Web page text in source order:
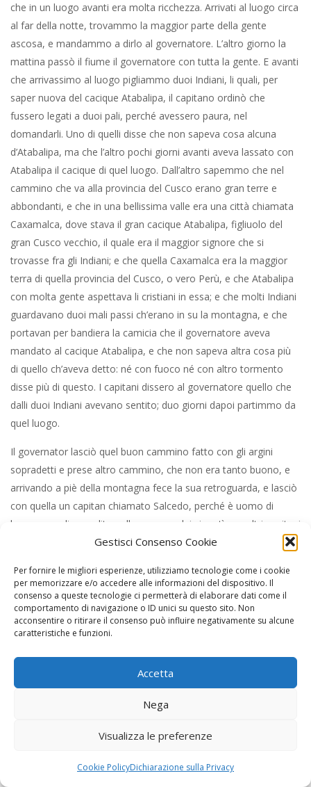
Gestisci Consenso Cookie
Per fornire le migliori esperienze, utilizziamo tecnologie come i cookie
per memorizzare e/o accedere alle informazioni del dispositivo. Il
consenso a queste tecnologie ci permetterà di elaborare dati come il
comportamento di navigazione o ID unici su questo sito. Non
acconsentire o ritirare il consenso può influire negativamente su alcune
caratteristiche e funzioni.
Accetta
Nega
Visualizza le preferenze
Cookie PolicyDichiarazione sulla Privacy
che in un luogo avanti era molta ricchezza. Arrivati al luogo circa
al far della notte, trovammo la maggior parte della gente
ascosa, e mandammo a dirlo al governatore. L’altro giorno la
mattina passò il fiume il governatore con tutta la gente. E avanti
che arrivassimo al luogo pigliammo duoi Indiani, li quali, per
saper nuova del cacique Atabalipa, il capitano ordinò che
fussero legati a duoi pali, perché avessero paura, nel
domandarli. Uno di quelli disse che non sapeva cosa alcuna
d’Atabalipa, ma che l’altro pochi giorni avanti aveva lassato con
Atabalipa il cacique di quel luogo. Dall’altro sapemmo che nel
cammino che va alla provincia del Cusco erano gran terre e
abbondanti, e che in una bellissima valle era una città chiamata
Caxamalca, dove stava il gran cacique Atabalipa, figliuolo del
gran Cusco vecchio, il quale era il maggior signore che si
trovasse fra gli Indiani; e che quella Caxamalca era la maggior
terra di quella provincia del Cusco, o vero Perù, e che Atabalipa
con molta gente aspettava li cristiani in essa; e che molti Indiani
guardavano duoi mali passi ch’erano in su la montagna, e che
portavan per bandiera la camicia che il governatore aveva
mandato al cacique Atabalipa, e che non sapeva altra cosa più
di quello ch’aveva detto: né con fuoco né con altro tormento
disse più di questo. I capitani dissero al governatore quello che
dalli duoi Indiani avevano sentito; duo giorni dapoi partimmo da
quel luogo.
Il governator lasciò quel buon cammino fatto con gli argini
sopradetti e prese altro cammino, che non era tanto buono, e
arrivando a piè della montagna fece la sua retroguarda, e lasciò
con quella un capitan chiamato Salcedo, perché è uomo di
buona guardia e ardito nella guerra, e lui si partì con altri capitani
e gente più espedita, raccomandandosi a Dio. E incominciò a
trovò una forte terra murata, la qual passata, al far della notte
arrivò ad un luogo una lega di là da quella fortezza, dove eran
case fatte di calcina e pietre per alloggiar il signor di quella terra:
e la retroguarda arrivò la sera alla fortezza. Il seguente giorno
cammino era per quella; partimmoci avanti al levar del sole,
accioché gli Indiani non c’impedissero la strada, dove era un
passo molto cattivo, al qual fu ordinato che fussero tutti li
signor governator molto piacere, perché pensava che gl’Indiani
aveva detto: e quivi aspettò il governator la retroguardia,